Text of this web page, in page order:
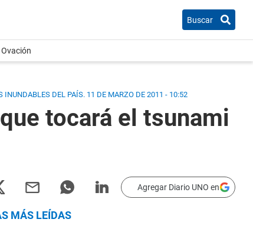
Buscar
Ovación
INUNDABLES DEL PAÍS. 11 DE MARZO DE 2011 - 10:52
tocará el tsunami
Agregar Diario UNO en
MÁS LEÍDAS